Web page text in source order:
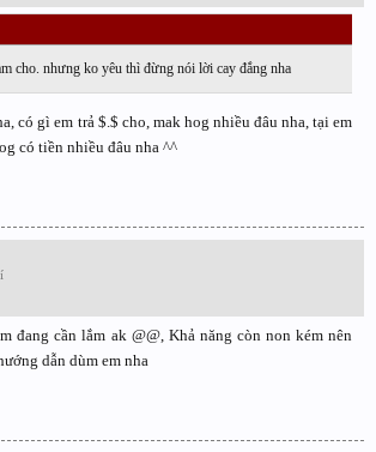
cho. nhưng ko yêu thì đừng nói lời cay đắng nha
có gì em trả $.$ cho, mak hog nhiều đâu nha, tại em
có tiền nhiều đâu nha ^^
đang cần lắm ak @@, Khả năng còn non kém nên
dẫn dùm em nha